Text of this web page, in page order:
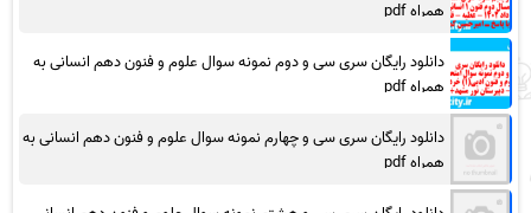
همراه pdf
دانلود رایگان سری سی و دوم نمونه سوال علوم و فنون دهم انسانی به
همراه pdf
دانلود رایگان سری سی و چهارم نمونه سوال علوم و فنون دهم انسانی به
همراه pdf